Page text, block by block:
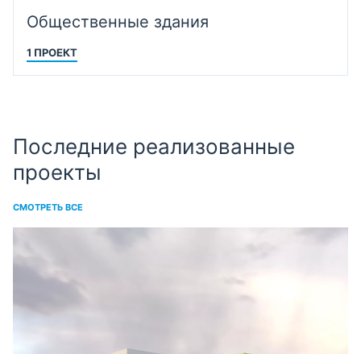
Общественные здания
1 ПРОЕКТ
Последние реализованные
проекты
СМОТРЕТЬ ВСЕ